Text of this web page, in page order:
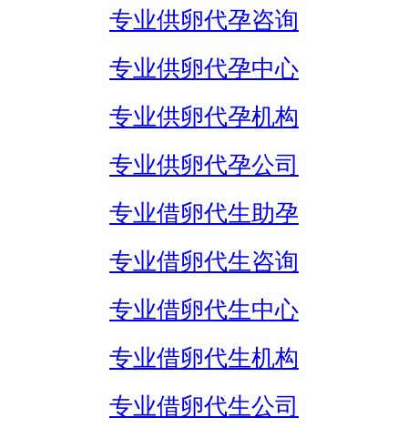
专业供卵代孕咨询
专业供卵代孕中心
专业供卵代孕机构
专业供卵代孕公司
专业借卵代生助孕
专业借卵代生咨询
专业借卵代生中心
专业借卵代生机构
专业借卵代生公司